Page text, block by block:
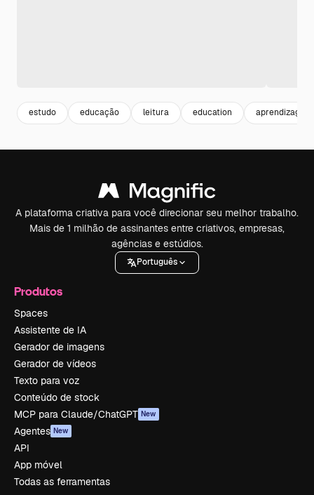
estudo educação leitura education aprendizagem
A plataforma criativa para você direcionar seu melhor trabalho.
Mais de 1 milhão de assinantes entre criativos, empresas,
agências e estúdios.
Português
Produtos
Spaces
Assistente de IA
Gerador de imagens
Gerador de vídeos
Texto para voz
Conteúdo de stock
MCP para Claude/ChatGPT New
Agentes New
API
App móvel
Todas as ferramentas